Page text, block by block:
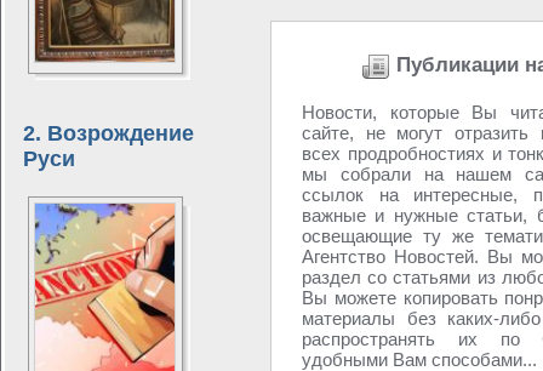
2. Возрождение
Руси
Публикации
Новости, которые Вы
сайте, не могут
всех продробностиях и
мы собрали на нашем
ссылок на интересные,
важные и нужные статьи,
освещающие ту же
Агентство Новостей. Вы
раздел со статьями из
Вы можете копировать
материалы без каких-
распространять их
удобными Вам способами...